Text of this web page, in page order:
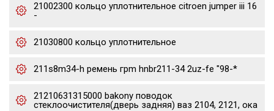
21002300 кольцо уплотнительное citroen jumper iii 16
-
21030800 кольцо уплотнительное
211s8m34-h ремень грm hnbr211-34 2uz-fe "98-*
21210631315000 bakony поводок
стеклоочистителя(дверь задняя) ваз 2104, 2121, ока